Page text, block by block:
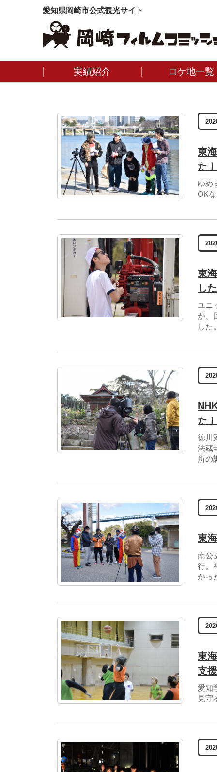
愛知県岡崎市公式観光サイト
実績紹介 ロケ地一覧
東
た！
ゆめ
OK
東
し
ユニ
が、
した
た！
徳川
法蔵
所の
東
南公
行。
かっ
東
支
愛知
見守